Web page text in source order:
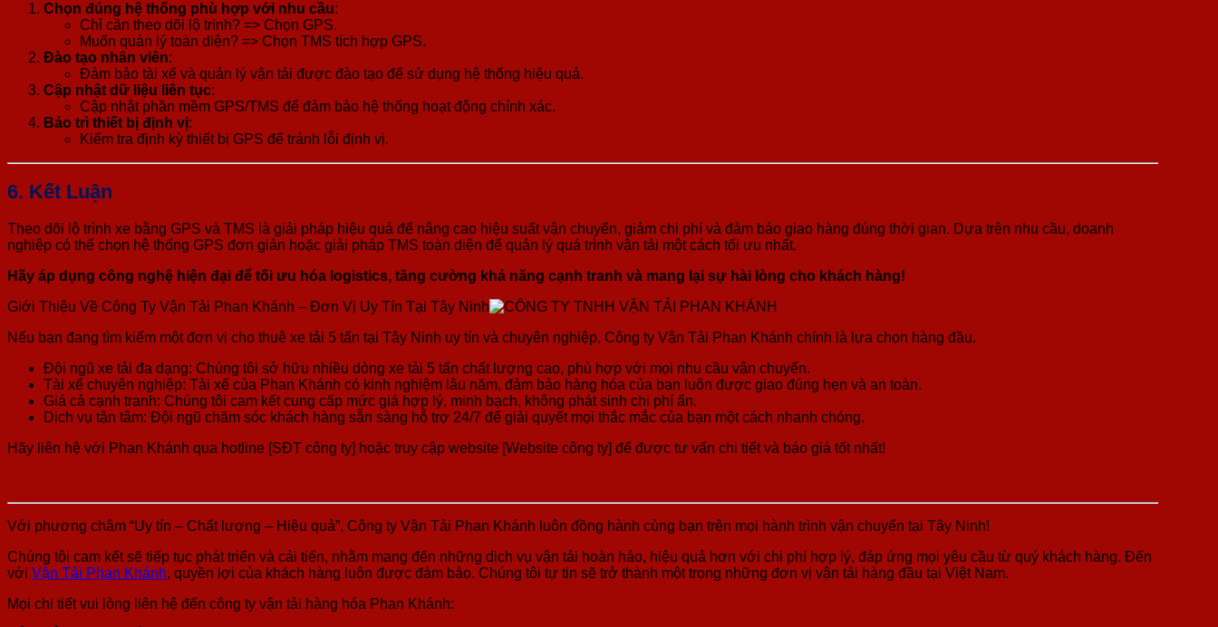
Chọn đúng hệ thống phù hợp với nhu cầu:
Chỉ cần theo dõi lộ trình? => Chọn GPS.
Muốn quản lý toàn diện? => Chọn TMS tích hợp GPS.
Đào tạo nhân viên:
Đảm bảo tài xế và quản lý vận tải được đào tạo để sử dụng hệ thống hiệu quả.
Cập nhật dữ liệu liên tục:
Cập nhật phần mềm GPS/TMS để đảm bảo hệ thống hoạt động chính xác.
Bảo trì thiết bị định vị:
Kiểm tra định kỳ thiết bị GPS để tránh lỗi định vị.
6. Kết Luận
Theo dõi lộ trình xe bằng GPS và TMS là giải pháp hiệu quả để nâng cao hiệu suất vận chuyển, giảm chi phí và đảm bảo giao hàng đúng thời gian. Dựa trên nhu cầu, doanh
nghiệp có thể chọn hệ thống GPS đơn giản hoặc giải pháp TMS toàn diện để quản lý quá trình vận tải một cách tối ưu nhất.
Hãy áp dụng công nghệ hiện đại để tối ưu hóa logistics, tăng cường khả năng cạnh tranh và mang lại sự hài lòng cho khách hàng!
Giới Thiệu Về Công Ty Vận Tải Phan Khánh – Đơn Vị Uy Tín Tại Tây Ninh
Nếu bạn đang tìm kiếm một đơn vị cho thuê xe tải 5 tấn tại Tây Ninh uy tín và chuyên nghiệp, Công ty Vận Tải Phan Khánh chính là lựa chọn hàng đầu.
Đội ngũ xe tải đa dạng: Chúng tôi sở hữu nhiều dòng xe tải 5 tấn chất lượng cao, phù hợp với mọi nhu cầu vận chuyển.
Tài xế chuyên nghiệp: Tài xế của Phan Khánh có kinh nghiệm lâu năm, đảm bảo hàng hóa của bạn luôn được giao đúng hẹn và an toàn.
Giá cả cạnh tranh: Chúng tôi cam kết cung cấp mức giá hợp lý, minh bạch, không phát sinh chi phí ẩn.
Dịch vụ tận tâm: Đội ngũ chăm sóc khách hàng sẵn sàng hỗ trợ 24/7 để giải quyết mọi thắc mắc của bạn một cách nhanh chóng.
Hãy liên hệ với Phan Khánh qua hotline [SĐT công ty] hoặc truy cập website [Website công ty] để được tư vấn chi tiết và báo giá tốt nhất!
Với phương châm “Uy tín – Chất lượng – Hiệu quả”, Công ty Vận Tải Phan Khánh luôn đồng hành cùng bạn trên mọi hành trình vận chuyển tại Tây Ninh!
Chúng tôi cam kết sẽ tiếp tục phát triển và cải tiến, nhằm mang đến những dịch vụ vận tải hoàn hảo, hiệu quả hơn với chi phí hợp lý, đáp ứng mọi yêu cầu từ quý khách hàng. Đến
với Vận Tải Phan Khánh, quyền lợi của khách hàng luôn được đảm bảo. Chúng tôi tự tin sẽ trở thành một trong những đơn vị vận tải hàng đầu tại Việt Nam.
Mọi chi tiết vui lòng liên hệ đến công ty vận tải hàng hóa Phan Khánh: